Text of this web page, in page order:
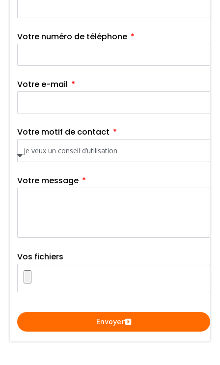
Votre numéro de téléphone
Votre e-mail
Votre motif de contact
Votre message
Vos fichiers
Envoyer